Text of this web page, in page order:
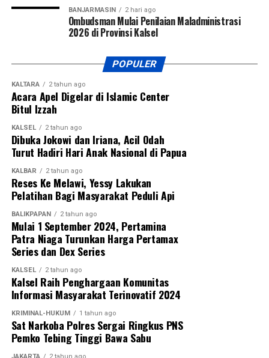
BANJARMASIN 2 hari ago
Ombudsman Mulai Penilaian Maladministrasi
2026 di Provinsi Kalsel
POPULER
KALTARA 2 tahun ago
Acara Apel Digelar di Islamic Center
Bitul Izzah
KALSEL 2 tahun ago
Dibuka Jokowi dan Iriana, Acil Odah
Turut Hadiri Hari Anak Nasional di Papua
KALBAR 2 tahun ago
Reses Ke Melawi, Yessy Lakukan
Pelatihan Bagi Masyarakat Peduli Api
BALIKPAPAN 2 tahun ago
Mulai 1 September 2024, Pertamina
Patra Niaga Turunkan Harga Pertamax
Series dan Dex Series
KALSEL 2 tahun ago
Kalsel Raih Penghargaan Komunitas
Informasi Masyarakat Terinovatif 2024
KRIMINAL-HUKUM 1 tahun ago
Sat Narkoba Polres Sergai Ringkus PNS
Pemko Tebing Tinggi Bawa Sabu